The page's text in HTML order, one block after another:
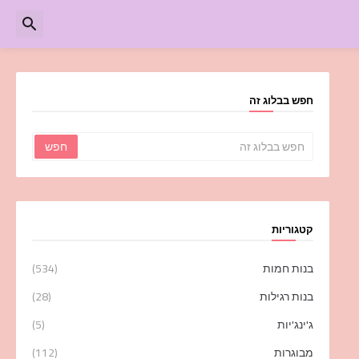
חפש בבלוג זה
קטגוריות
בנות חמות
(534)
בנות רגילות
(28)
ג'ינג'יות
(5)
מבוגרות
(112)